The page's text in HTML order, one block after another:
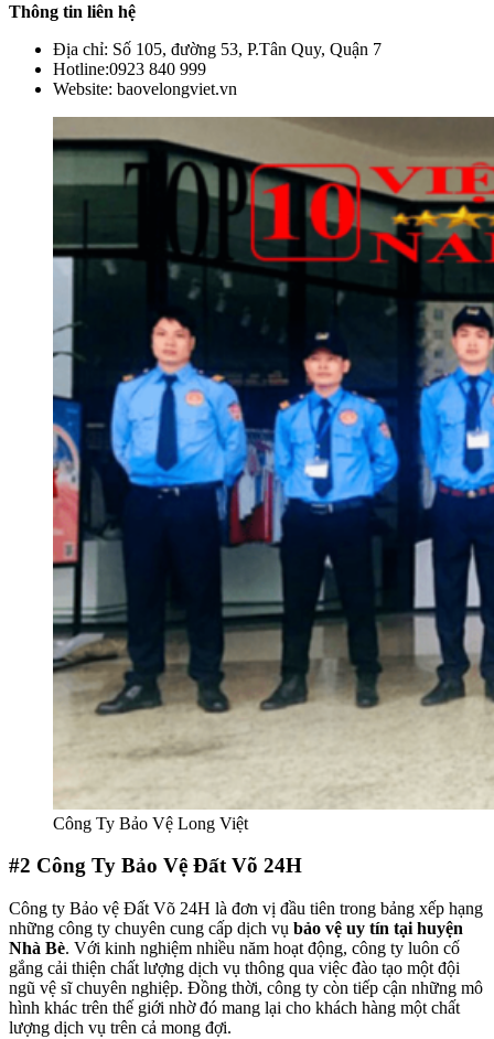
Thông tin liên hệ
Địa chỉ: Số 105, đường 53, P.Tân Quy, Quận 7
Hotline:0923 840 999
Website: baovelongviet.vn
Công Ty Bảo Vệ Long Việt
#2 Công Ty Bảo Vệ Đất Võ 24H
Công ty Bảo vệ Đất Võ 24H là đơn vị đầu tiên trong bảng xếp hạng
những công ty chuyên cung cấp dịch vụ bảo vệ uy tín tại huyện
Nhà Bè. Với kinh nghiệm nhiều năm hoạt động, công ty luôn cố
gắng cải thiện chất lượng dịch vụ thông qua việc đào tạo một đội
ngũ vệ sĩ chuyên nghiệp. Đồng thời, công ty còn tiếp cận những mô
hình khác trên thế giới nhờ đó mang lại cho khách hàng một chất
lượng dịch vụ trên cả mong đợi.